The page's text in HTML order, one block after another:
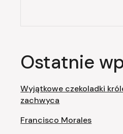
Ostatnie
Wyjątkowe czekoladki
zachwyca
Francisco Morales